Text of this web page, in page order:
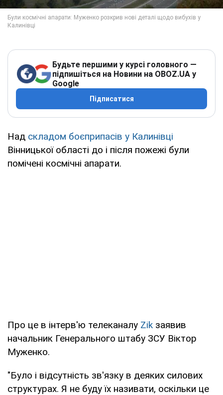
Будьте першими у курсі головного —
підпишіться на Новини на OBOZ.UA у
Google
Підписатися
Над складом боєприпасів у Калинівці
Вінницької області до і після пожежі були
помічені космічні апарати.
Про це в інтерв'ю телеканалу Zik заявив
начальник Генерального штабу ЗСУ Віктор
Муженко.
"Було і відсутність зв'язку в деяких силових
структурах. Я не буду їх називати, оскільки це